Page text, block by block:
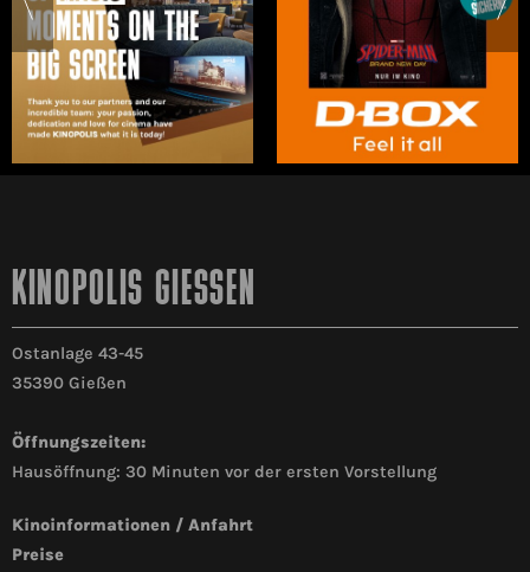
KINOPOLIS GIESSEN
Ostanlage 43-45
35390 Gießen
Öffnungszeiten:
Hausöffnung: 30 Minuten vor der ersten Vorstellung
Kinoinformationen / Anfahrt
Preise